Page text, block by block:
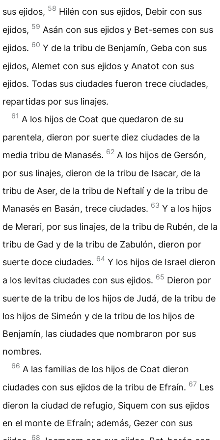
sus ejidos, 58 Hilén con sus ejidos, Debir con sus
ejidos, 59 Asán con sus ejidos y Bet-semes con sus
ejidos. 60 Y de la tribu de Benjamín, Geba con sus
ejidos, Alemet con sus ejidos y Anatot con sus
ejidos. Todas sus ciudades fueron trece ciudades,
repartidas por sus linajes.
61 A los hijos de Coat que quedaron de su
parentela, dieron por suerte diez ciudades de la
media tribu de Manasés. 62 A los hijos de Gersón,
por sus linajes, dieron de la tribu de Isacar, de la
tribu de Aser, de la tribu de Neftalí y de la tribu de
Manasés en Basán, trece ciudades. 63 Y a los hijos
de Merari, por sus linajes, de la tribu de Rubén, de la
tribu de Gad y de la tribu de Zabulón, dieron por
suerte doce ciudades. 64 Y los hijos de Israel dieron
a los levitas ciudades con sus ejidos. 65 Dieron por
suerte de la tribu de los hijos de Judá, de la tribu de
los hijos de Simeón y de la tribu de los hijos de
Benjamín, las ciudades que nombraron por sus
nombres.
66 A las familias de los hijos de Coat dieron
ciudades con sus ejidos de la tribu de Efraín. 67 Les
dieron la ciudad de refugio, Siquem con sus ejidos
en el monte de Efraín; además, Gezer con sus
68